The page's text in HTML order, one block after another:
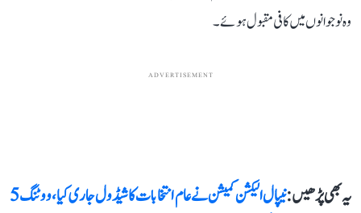
وہ نوجوانوں میں کافی مقبول ہوئے۔
ADVERTISEMENT
یہ بھی پڑھیں :
نیپال الیکشن کمیشن نے عام انتخابات کا شیڈول جاری کیا، ووٹنگ 5